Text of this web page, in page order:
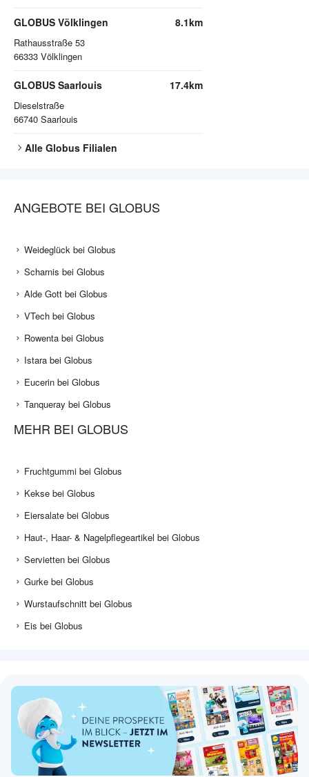
GLOBUS Völklingen
Rathausstraße 53
66333 Völklingen
8.1km
GLOBUS Saarlouis
Dieselstraße
66740 Saarlouis
17.4km
Alle Globus Filialen
ANGEBOTE BEI GLOBUS
Weideglück bei Globus
Scharnis bei Globus
Alde Gott bei Globus
VTech bei Globus
Rowenta bei Globus
Istara bei Globus
Eucerin bei Globus
Tanqueray bei Globus
MEHR BEI GLOBUS
Fruchtgummi bei Globus
Kekse bei Globus
Eiersalate bei Globus
Haut-, Haar- & Nagelpflegeartikel bei Globus
Servietten bei Globus
Gurke bei Globus
Wurstaufschnitt bei Globus
Eis bei Globus